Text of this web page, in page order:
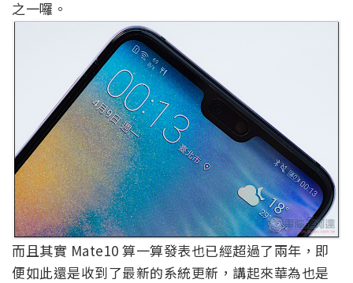
之一囉。
而且其實 Mate10 算一算發表也已經超過了兩年，即
便如此還是收到了最新的系統更新，講起來華為也是